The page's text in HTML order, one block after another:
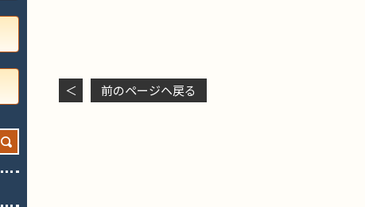
＜ 前のページヘ戻る